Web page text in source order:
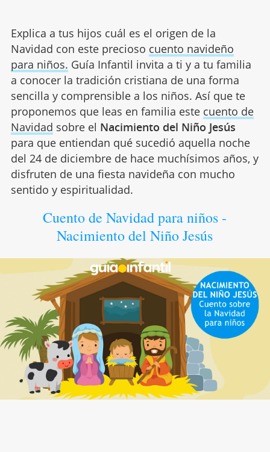
Explica a tus hijos cuál es el origen de la
Navidad con este precioso cuento navideño
para niños. Guía Infantil invita a ti y a tu familia
a conocer la tradición cristiana de una forma
sencilla y comprensible a los niños. Así que te
proponemos que leas en familia este cuento de
Navidad sobre el Nacimiento del Niño Jesús
para que entiendan qué sucedió aquella noche
del 24 de diciembre de hace muchísimos años, y
disfruten de una fiesta navideña con mucho
sentido y espiritualidad.
Cuento de Navidad para niños -
Nacimiento del Niño Jesús